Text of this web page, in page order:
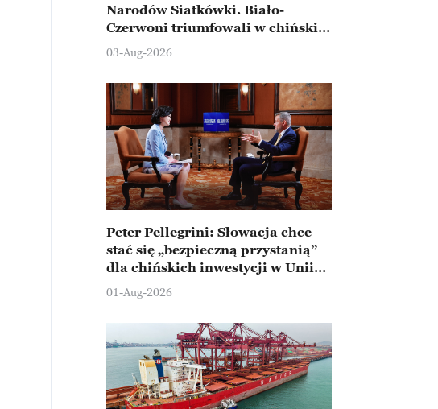
Narodów Siatkówki. Biało-
Czerwoni triumfowali w chińskim
Ningbo
03-Aug-2026
Peter Pellegrini: Słowacja chce
stać się „bezpieczną przystanią”
dla chińskich inwestycji w Unii
Europejskiej
01-Aug-2026